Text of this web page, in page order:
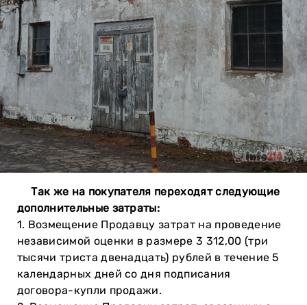
Так же на покупателя переходят следующие
дополнительные затраты:
1. Возмещение Продавцу затрат на проведение
независимой оценки в размере 3 312,00 (три
тысячи триста двенадцать) рублей в течение 5
календарных дней со дня подписания
договора-купли продажи.